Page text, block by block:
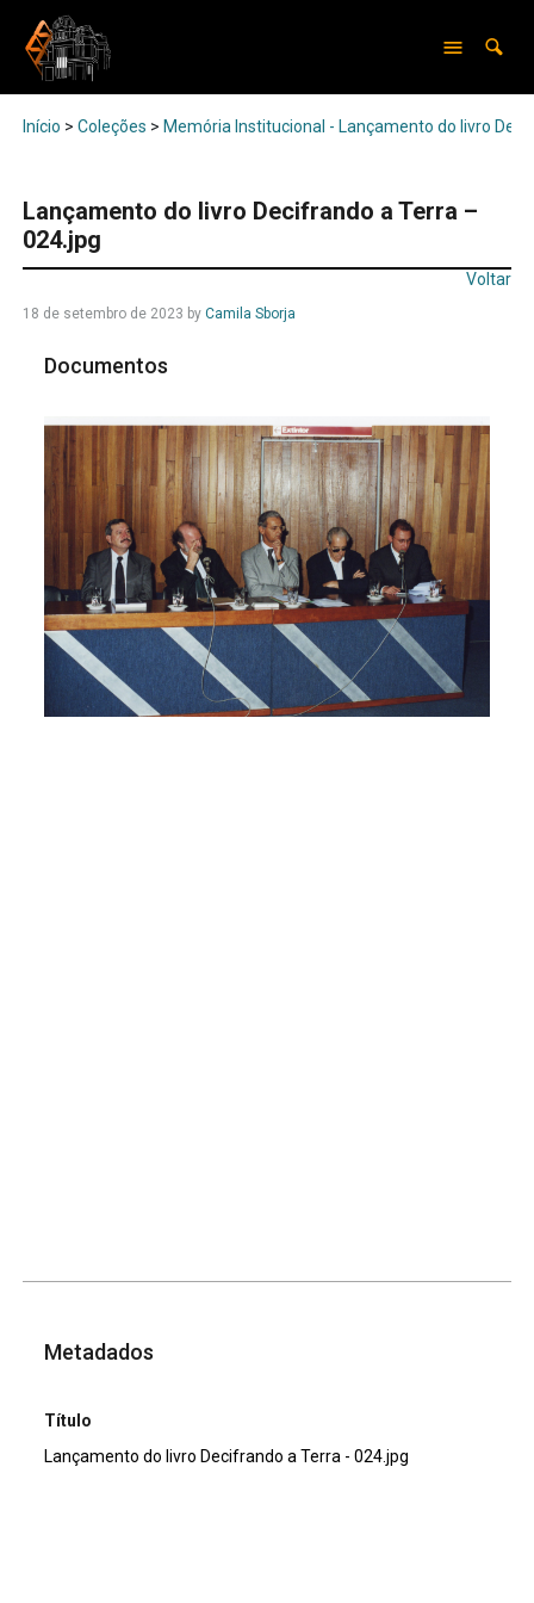
Início > Coleções > Memória Institucional - Lançamento do livro
Lançamento do livro Decifrando a Terra –
024.jpg
Voltar
18 de setembro de 2023 by Camila Sborja
Documentos
Metadados
Título
Lançamento do livro Decifrando a Terra - 024.jpg